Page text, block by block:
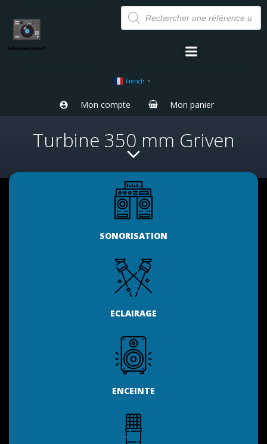
Aller
au
contenu
Recherche
de
produits
French ▼
Mon compte Mon panier
Turbine 350 mm Griven
SONORISATION
ECLAIRAGE
ENCEINTE